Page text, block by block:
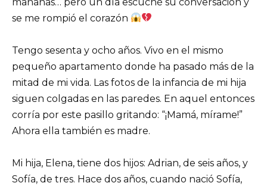
se me rompió el corazón
Tengo sesenta y ocho años. Vivo en el mismo
pequeño apartamento donde ha pasado más de la
mitad de mi vida. Las fotos de la infancia de mi hija
siguen colgadas en las paredes. En aquel entonces
corría por este pasillo gritando: “¡Mamá, mírame!”
Ahora ella también es madre.
Mi hija, Elena, tiene dos hijos: Adrian, de seis años, y
Sofía, de tres. Hace dos años, cuando nació Sofía,